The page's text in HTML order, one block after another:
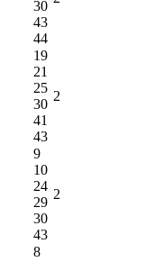
30
43
44
19
21
25
30
41
43
2
9
10
24
29
30
43
2
8